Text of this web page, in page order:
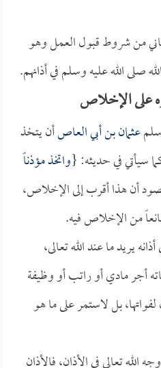
من شروط قبول العمل وهو
صلى الله عليه وسلم في أذانهم.
على الإخلاص
عثمان بن أبي العاصأن يتخذ
سيأتي في حديثه: {واتخذ مؤذناً
أن هذا أقرب إلى الإخلاص،
من الإخلاص فيه.
يريد ما عند الله تعالى،
أجر مادي أو راتب أو وظيفة
بل لاستمر على ما هو